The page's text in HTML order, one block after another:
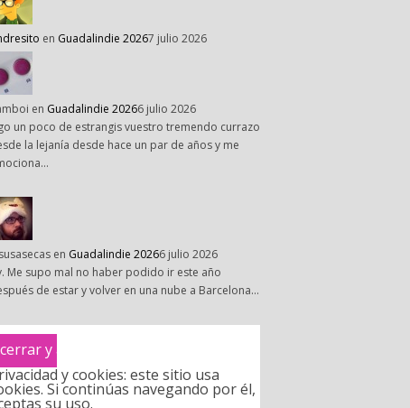
en Guadalindie 20267 julio 2026
en Guadalindie 20266 julio 2026
un poco de estrangis vuestro tremendo currazo
la lejanía desde hace un par de años y me
en Guadalindie 20266 julio 2026
Me supo mal no haber podido ir este año
de estar y volver en una nube a Barcelona…
y cookies: este sitio usa
Si continúas navegando por él,
su uso.